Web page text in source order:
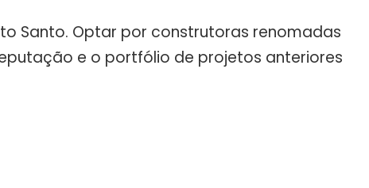
Santo. Optar por construtoras renomadas
e o portfólio de projetos anteriores